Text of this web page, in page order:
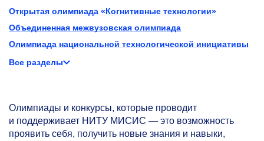
Открытая олимпиада «Когнитивные технологии»
Объединенная межвузовская олимпиада
Олимпиада национальной технологической инициативы
Все разделы
Олимпиады и конкурсы, которые проводит
и поддерживает НИТУ МИСИС — это возможность
проявить себя, получить новые знания и навыки,